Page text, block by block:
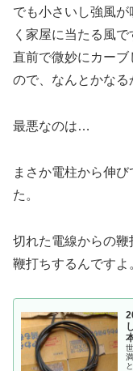
でも小さいし強風
く家屋に当たる風
直前で微妙にカー
ので、なんとかな
最悪なのは…
まさか電柱から伸
た。
切れた電線からの
鞭打ちするんですよ